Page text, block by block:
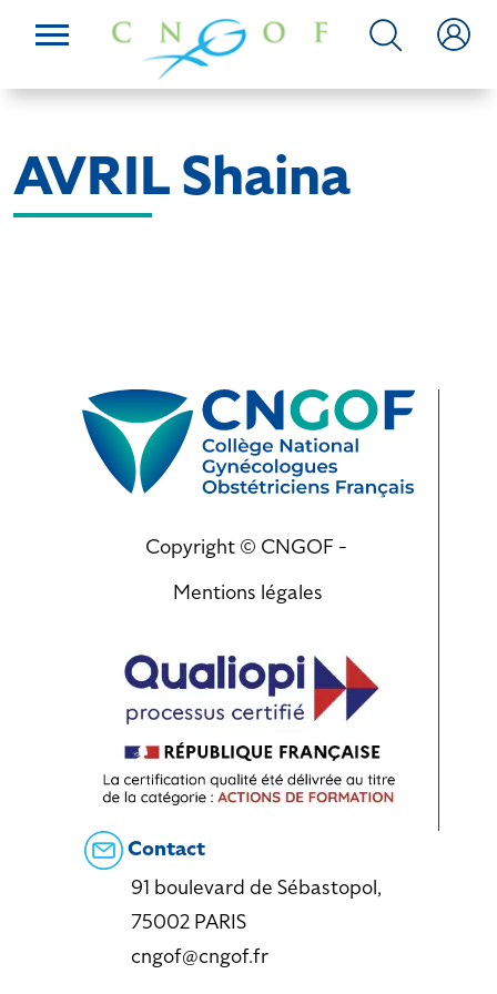
AVRIL Shaina
Copyright © CNGOF -
Mentions légales
Contact
91 boulevard de Sébastopol,
75002 PARIS
cngof@cngof.fr